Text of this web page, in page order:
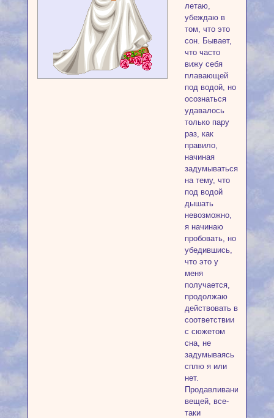
летаю,
убеждаю в
том, что это
сон. Бывает,
что часто
вижу себя
плавающей
под водой, но
осознаться
удавалось
только пару
раз, как
правило,
начиная
задумываться
на тему, что
под водой
дышать
невозможно,
я начинаю
пробовать, но
убедившись,
что это у
меня
получается,
продолжаю
действовать в
соответствии
с сюжетом
сна, не
задумываясь
сплю я или
нет.
Продавливание
вещей, все-
таки